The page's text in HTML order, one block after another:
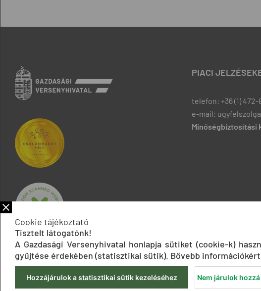
PIACI
telefon: +36 (1) 472-
e-mail:
Minőségbiztosítási
Cookie tájékoztató
Tisztelt látogatónk!
A Gazdasági Versenyhivatal honlapja sütiket (cookie-k)
gyűjtése érdekében (statisztikai sütik). Bővebb információkért
Hozzájárulok a statisztikai sütik kezeléséhez Nem járulok